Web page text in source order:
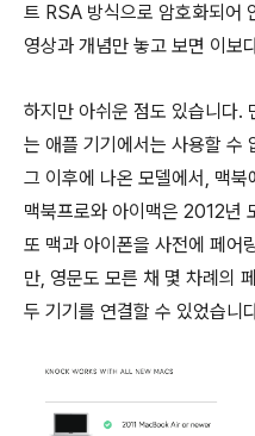
트 RSA 방식으로 암호화되어
영상과 개념만 놓고 보면 이보
하지만 아쉬운 점도 있습니다.
는 애플 기기에서는 사용할 수
그 이후에 나온 모델에서, 맥
맥북프로와 아이맥은 2012년
또 맥과 아이폰을 사전에 페어
만, 영문도 모른 채 몇 차례의
두 기기를 연결할 수 있었습니